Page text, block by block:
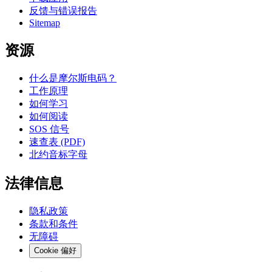
反馈与错误报告
Sitemap
资源
什么是摩尔斯电码？
工作原理
如何学习
如何阅读
SOS 信号
速查表 (PDF)
北约音标字母
法律信息
隐私政策
条款和条件
无障碍
Cookie 偏好